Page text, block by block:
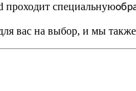
специальную
вас на выбор, и мы